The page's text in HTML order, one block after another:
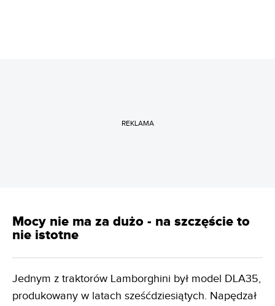
REKLAMA
Mocy nie ma za dużo - na szczęście to
nie istotne
Jednym z traktorów Lamborghini był model DLA35,
produkowany w latach sześćdziesiątych. Napędzał